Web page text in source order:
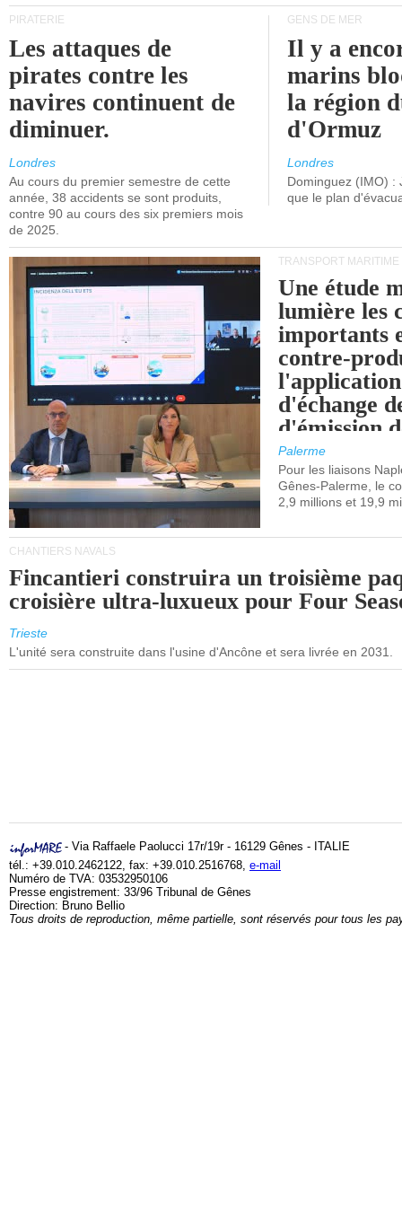
PIRATERIE
Les attaques de
pirates contre les
navires continuent de
diminuer.
Londres
Au cours du premier semestre de cette
année, 38 accidents se sont produits,
contre 90 au cours des six premiers mois
de 2025.
GENS DE MER
Il y a
marins
la région
d'Ormuz
Londres
Dominguez (IMO) :
que le plan
TRANSPORT MARITIME
Une étude
lumière les
importants
contre-
d'échange
d'émission
(SEQE-UE)
maritimes
occidentale.
Palerme
Pour les liaisons
Gênes-Palerme, le
2,9 millions et 19,9
CHANTIERS NAVALS
Fincantieri construira un troisième
croisière ultra-luxueux pour Four
Trieste
L'unité sera construite dans l'usine d'Ancône et sera livrée en 2031.
- Via Raffaele Paolucci 17r/19r - 16129 Gênes - ITALIE
tél.: +39.010.2462122, fax: +39.010.2516768, e-mail
Numéro de TVA: 03532950106
Presse engistrement: 33/96 Tribunal de Gênes
Direction: Bruno Bellio
Tous droits de reproduction, même partielle, sont réservés pour tous les